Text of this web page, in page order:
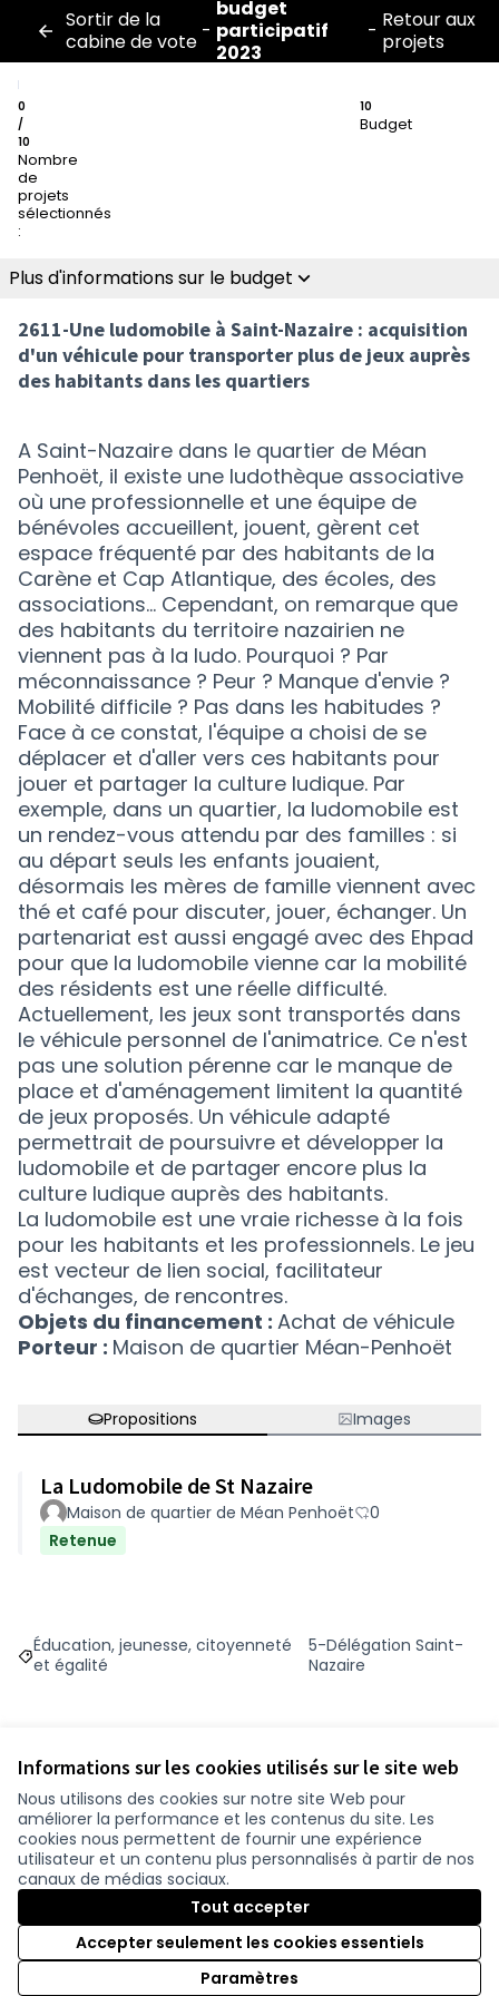
Informations sur les cookies utilisés sur le site web
Nous utilisons des cookies sur notre site Web pour
améliorer la performance et les contenus du site. Les
cookies nous permettent de fournir une expérience
utilisateur et un contenu plus personnalisés à partir de nos
canaux de médias sociaux.
Tout accepter
Accepter seulement les cookies essentiels
Paramètres
Sortir de la
cabine de vote -
budget
participatif
2023
- Retour aux
projets
0
/
10
Nombre
de
projets
sélectionnés
:
10
Budget
Plus d'informations sur le budget
2611-Une ludomobile à Saint-Nazaire : acquisition
d'un véhicule pour transporter plus de jeux auprès
des habitants dans les quartiers
A Saint-Nazaire dans le quartier de Méan
Penhoët, il existe une ludothèque associative
où une professionnelle et une équipe de
bénévoles accueillent, jouent, gèrent cet
espace fréquenté par des habitants de la
Carène et Cap Atlantique, des écoles, des
associations... Cependant, on remarque que
des habitants du territoire nazairien ne
viennent pas à la ludo. Pourquoi ? Par
méconnaissance ? Peur ? Manque d'envie ?
Mobilité difficile ? Pas dans les habitudes ?
Face à ce constat, l'équipe a choisi de se
déplacer et d'aller vers ces habitants pour
jouer et partager la culture ludique. Par
exemple, dans un quartier, la ludomobile est
un rendez-vous attendu par des familles : si
au départ seuls les enfants jouaient,
désormais les mères de famille viennent avec
thé et café pour discuter, jouer, échanger. Un
partenariat est aussi engagé avec des Ehpad
pour que la ludomobile vienne car la mobilité
des résidents est une réelle difficulté.
Actuellement, les jeux sont transportés dans
le véhicule personnel de l'animatrice. Ce n'est
pas une solution pérenne car le manque de
place et d'aménagement limitent la quantité
de jeux proposés. Un véhicule adapté
permettrait de poursuivre et développer la
ludomobile et de partager encore plus la
culture ludique auprès des habitants.
La ludomobile est une vraie richesse à la fois
pour les habitants et les professionnels. Le jeu
est vecteur de lien social, facilitateur
d'échanges, de rencontres.
Objets du financement : Achat de véhicule
Porteur : Maison de quartier Méan-Penhoët
Propositions Images
La Ludomobile de St Nazaire
Maison de quartier de Méan Penhoët
0
Retenue
Filtrer les résultats de la catégorie : Éducation, jeunesse,
Éducation, jeunesse, citoyenneté
et égalité
Filtrer les résultats pour
5-Délégation Saint-
Nazaire
30 682 €
Suivre Partager